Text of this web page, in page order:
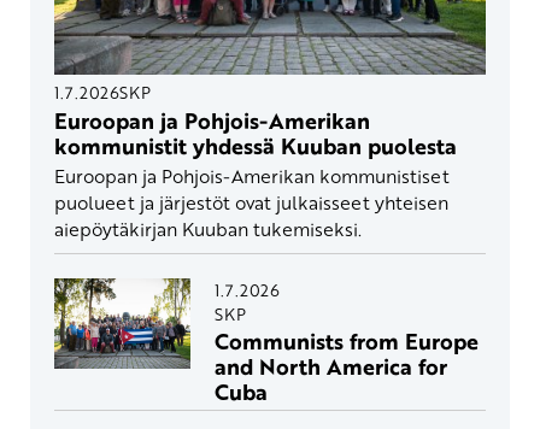
1.7.2026SKP
Euroopan ja Pohjois-Amerikan
kommunistit yhdessä Kuuban puolesta
Euroopan ja Pohjois-Amerikan kommunistiset
puolueet ja järjestöt ovat julkaisseet yhteisen
aiepöytäkirjan Kuuban tukemiseksi.
1.7.2026
SKP
Communists from Europe
and North America for
Cuba